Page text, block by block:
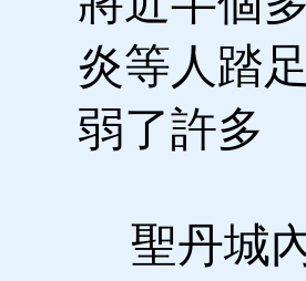
炎等人踏
弱了許多
聖丹城